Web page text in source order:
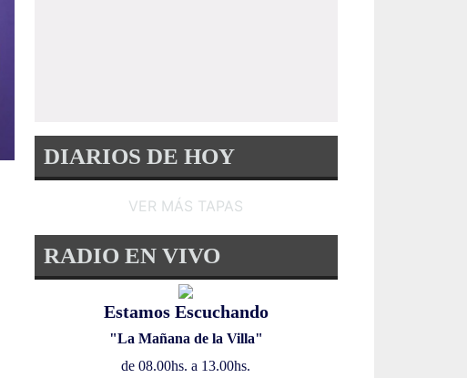
DIARIOS DE HOY
VER MÁS TAPAS
RADIO EN VIVO
Estamos Escuchando
"La Mañana de la Villa"
de 08.00hs. a 13.00hs.